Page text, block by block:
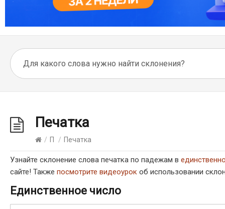
Печатка
/ П / Печатка
Узнайте склонение слова печатка по падежам в
сайте! Также посмотрите видеоурок об использовании
Единственное число